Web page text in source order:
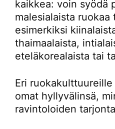
kaikkea: voin syödä
malesialaista ruokaa
esimerkiksi
thaimaalaista,
eteläkorealaista tai
Eri
omat hyllyvälinsä,
ravintoloiden